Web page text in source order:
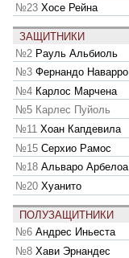
№23 Хосе Рейна
ЗАЩИТНИКИ
№2 Рауль Альбиоль
№3 Фернандо Наварро
№4 Карлос Марчена
№5 Карлес Пуйоль
№11 Хоан Капдевила
№15 Серхио Рамос
№18 Альваро Арбелоа
№20 Хуанито
ПОЛУЗАЩИТНИКИ
№6 Андрес Иньеста
№8 Хави Эрнандес